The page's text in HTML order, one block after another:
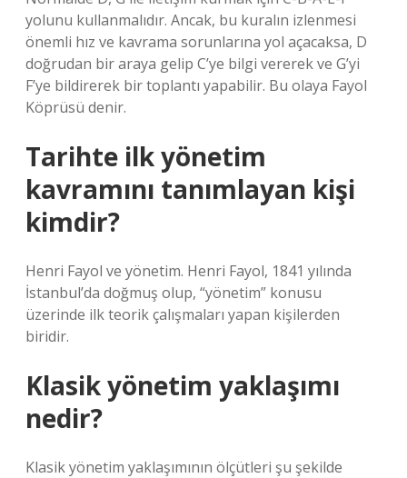
yolunu kullanmalıdır. Ancak, bu kuralın izlenmesi
önemli hız ve kavrama sorunlarına yol açacaksa, D
doğrudan bir araya gelip C’ye bilgi vererek ve G’yi
F’ye bildirerek bir toplantı yapabilir. Bu olaya Fayol
Köprüsü denir.
Tarihte ilk yönetim
kavramını tanımlayan kişi
kimdir?
Henri Fayol ve yönetim. Henri Fayol, 1841 yılında
İstanbul’da doğmuş olup, “yönetim” konusu
üzerinde ilk teorik çalışmaları yapan kişilerden
biridir.
Klasik yönetim yaklaşımı
nedir?
Klasik yönetim yaklaşımının ölçütleri şu şekilde